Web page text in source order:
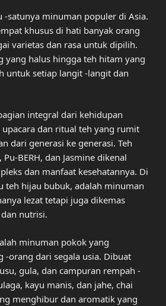
-satunya minuman populer di Asia.
khusus di hati banyak orang
varietas dan rasa untuk dipilih.
yang halus hingga teh hitam yang
untuk setiap langit -langit dan
integral dari kehidupan
dan ritual teh yang rumit
dari generasi ke generasi. Teh
BERH, dan Jasmine dikenal
dan manfaat kesehatannya. Di
teh hijau bubuk, adalah minuman
lezat tetapi juga dikemas
nutrisi.
minuman pokok yang
-orang dari segala usia. Dibuat
gula, dan campuran rempah -
kayu manis, dan jahe, chai
menghibur dan aromatik yang